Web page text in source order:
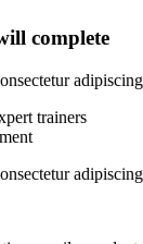
complete
trainers